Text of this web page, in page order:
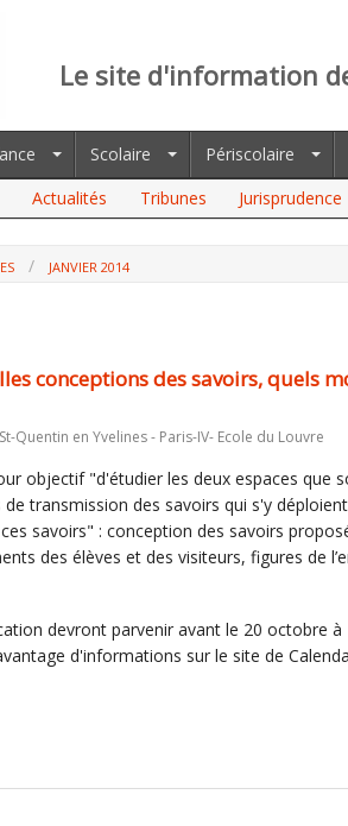
Le site d'information
Scolaire Périscolaire
Actualités Tribunes Jurisprudence
JANVIER 2014
conceptions des savoirs, quels
Quentin en Yvelines - Paris-IV- Ecole du Louvre
objectif "d'étudier les deux espaces que
transmission des savoirs qui s'y
savoirs" : conception des savoirs
des élèves et des visiteurs, figures de
devront parvenir avant le 20 octobre à
d'informations sur le site de